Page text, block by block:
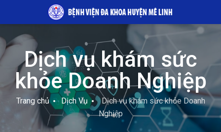
Dịch vụ khám sức
khỏe Doanh Nghiệp
Trang chủ Dịch Vụ
Dịch vụ khám sức khỏe Doanh
Nghiệp